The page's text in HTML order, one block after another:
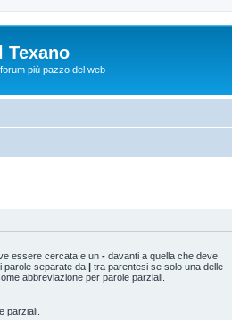
Texano
più pazzo del web
essere cercata e un - davanti a quella che deve
parole separate da | tra parentesi se solo una delle
abbreviazione per parole parziali.
parziali.